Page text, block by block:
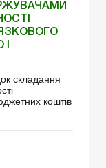
складання
коштів